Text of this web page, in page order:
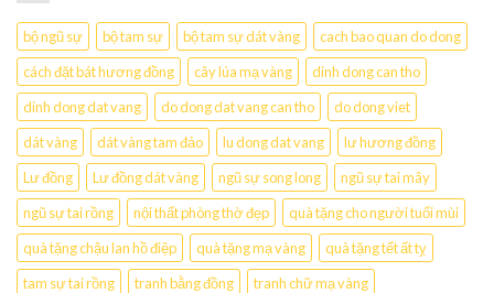
bộ ngũ sự bộ tam sự bộ tam sự dát vàng
cach bao quan do dong
cách đặt bát hương đồng
cây lúa mạ vàng
dinh dong can tho
dinh dong dat vang
do dong dat vang can tho
do dong viet
dát vàng
dát vàng tam đảo lu dong dat vang
lư hương đồng
Lư đồng
Lư đồng dát vàng ngũ sự song long
ngũ sự tai mây
ngũ sự tai rồng
nội thất phòng thờ đẹp
quà tặng cho người tuổi mùi
quà tặng chậu lan hồ điệp
quà tặng mạ vàng
quà tặng tết ất tỵ
tam sự tai rồng
tranh bằng đồng tranh chữ mạ vàng